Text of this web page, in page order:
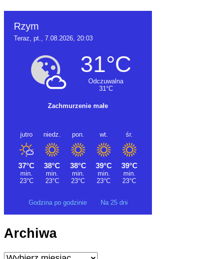
Godzina po godzinie Na 25 dni
Archiwa
Archiwa